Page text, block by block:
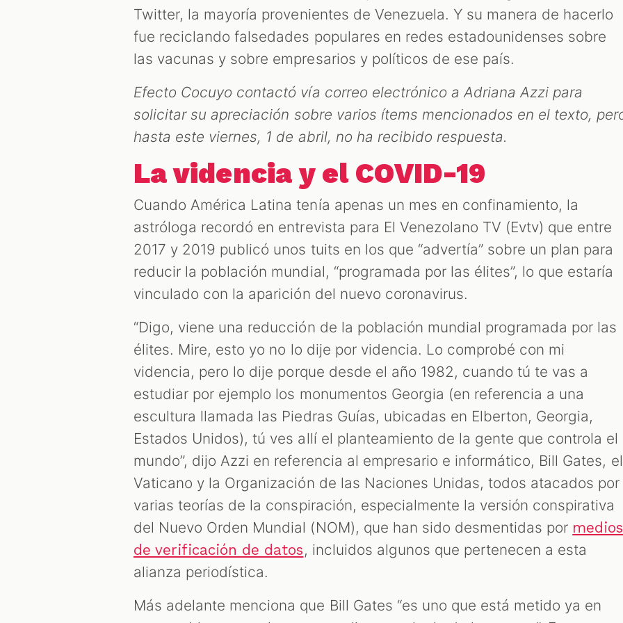
Twitter, la mayoría provenientes de Venezuela. Y su manera de hacerlo
fue reciclando falsedades populares en redes estadounidenses sobre
las vacunas y sobre empresarios y políticos de ese país.
Efecto Cocuyo contactó vía correo electrónico a Adriana Azzi para
solicitar su apreciación sobre varios ítems mencionados en el texto,
hasta este viernes, 1 de abril, no ha recibido respuesta.
La videncia y el COVID-19
Cuando América Latina tenía apenas un mes en confinamiento, la
astróloga recordó en entrevista para El Venezolano TV (Evtv) que entre
2017 y 2019 publicó unos tuits en los que “advertía” sobre un plan para
reducir la población mundial, “programada por las élites”, lo que estaría
vinculado con la aparición del nuevo coronavirus.
“Digo, viene una reducción de la población mundial programada por las
élites. Mire, esto yo no lo dije por videncia. Lo comprobé con mi
videncia, pero lo dije porque desde el año 1982, cuando tú te vas a
estudiar por ejemplo los monumentos Georgia (en referencia a una
escultura llamada las Piedras Guías, ubicadas en Elberton, Georgia,
Estados Unidos), tú ves allí el planteamiento de la gente que controla el
mundo”, dijo Azzi en referencia al empresario e informático, Bill Gates, el
Vaticano y la Organización de las Naciones Unidas, todos atacados por
varias teorías de la conspiración, especialmente la versión conspirativa
del Nuevo Orden Mundial (NOM), que han sido desmentidas por medios
de verificación de datos, incluidos algunos que pertenecen a esta
alianza periodística.
Más adelante menciona que Bill Gates “es uno que está metido ya en